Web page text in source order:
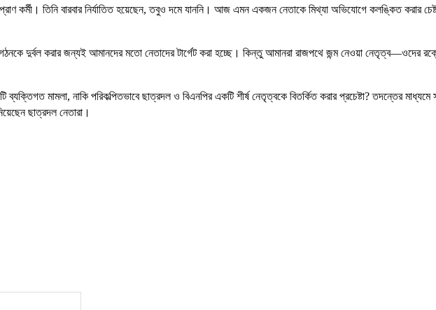
কর্মী। তিনি বারবার নির্যাতিত হয়েছেন, তবুও দমে যাননি। আজ এমন একজন নেতাকে মিথ্যা অভিযোগে কলঙ্কিত করার
দুর্বল করার জন্যই আমানদের মতো নেতাদের টার্গেট করা হচ্ছে। কিন্তু আমানরা রাজপথে জন্ম নেওয়া নেতৃত্ব—ওদের
মামলা, নাকি পরিকল্পিতভাবে ছাত্রদল ও বিএনপির একটি শীর্ষ নেতৃত্বকে বিতর্কিত করার প্রচেষ্টা? তদন্তের
ছাত্রদল নেতারা।